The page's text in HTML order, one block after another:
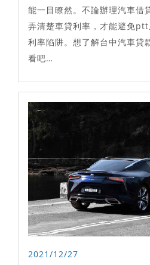
能一目瞭然。不論辦理汽車借
弄清楚車貸利率，才能避免
利率陷阱。想了解台中汽車貸
看吧…
2021/12/27